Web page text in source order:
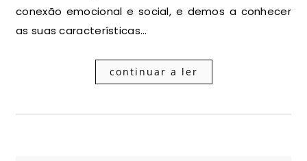
conexão emocional e social, e demos a conhecer
as suas características…
continuar a ler